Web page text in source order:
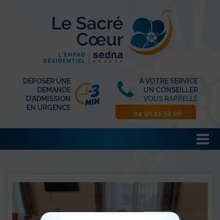
DÉPOSER UNE
DEMANDE
D'ADMISSION
EN URGENCE
À VOTRE SERVICE
UN CONSEILLER
VOUS RAPPELLE
04 90 11 52 00